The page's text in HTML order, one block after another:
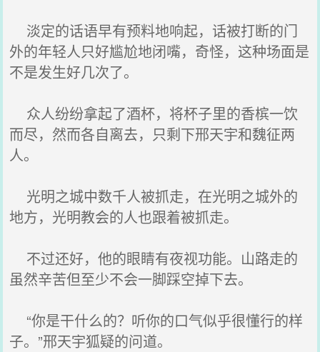
淡定的话语早有预料地响起，话被打断的门
外的年轻人只好尴尬地闭嘴，奇怪，这种场面是
不是发生好几次了。
众人纷纷拿起了酒杯，将杯子里的香槟一饮
而尽，然而各自离去，只剩下邢天宇和魏征两
人。
光明之城中数千人被抓走，在光明之城外的
地方，光明教会的人也跟着被抓走。
不过还好，他的眼睛有夜视功能。山路走的
虽然辛苦但至少不会一脚踩空掉下去。
“你是干什么的？听你的口气似乎很懂行的样
子。”邢天宇狐疑的问道。